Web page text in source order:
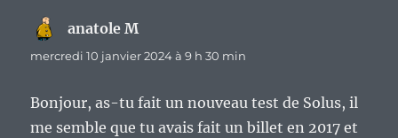
anatole Mdit :
mercredi 10 janvier 2024 à 9 h 30 min
Bonjour, as-tu fait un nouveau test de Solus, il
me semble que tu avais fait un billet en 2017 et